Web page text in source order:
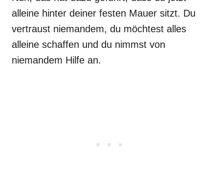
alleine hinter deiner festen Mauer sitzt. Du
vertraust niemandem, du möchtest alles
alleine schaffen und du nimmst von
niemandem Hilfe an.